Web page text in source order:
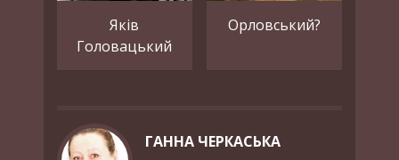
Яків
Головацький
Орловський?
ГАННА ЧЕРКАСЬКА